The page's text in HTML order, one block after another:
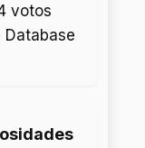
votos